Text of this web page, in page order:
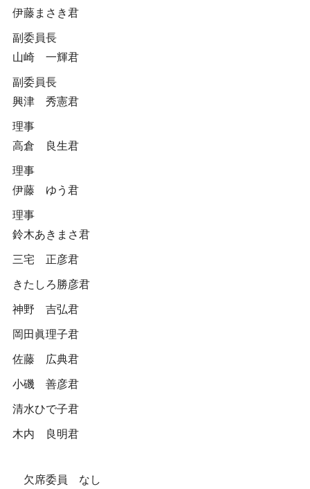
伊藤まさき君
副委員長
山崎 一輝君
副委員長
興津 秀憲君
理事
高倉 良生君
理事
伊藤 ゆう君
理事
鈴木あきまさ君
三宅 正彦君
きたしろ勝彦君
神野 吉弘君
岡田眞理子君
佐藤 広典君
小磯 善彦君
清水ひで子君
木内 良明君
欠席委員 なし